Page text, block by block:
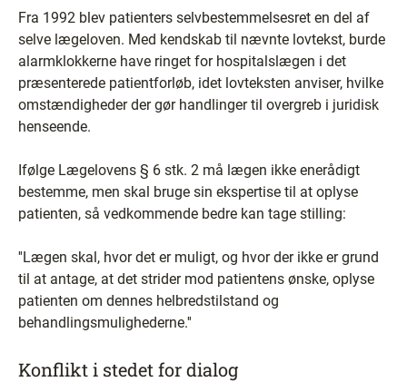
Fra 1992 blev patienters selvbestemmelsesret en del af
selve lægeloven. Med kendskab til nævnte lovtekst, burde
alarmklokkerne have ringet for hospitalslægen i det
præsenterede patientforløb, idet lovteksten anviser, hvilke
omstændigheder der gør handlinger til overgreb i juridisk
henseende.
Ifølge Lægelovens § 6 stk. 2 må lægen ikke enerådigt
bestemme, men skal bruge sin ekspertise til at oplyse
patienten, så vedkommende bedre kan tage stilling:
''Lægen skal, hvor det er muligt, og hvor der ikke er grund
til at antage, at det strider mod patientens ønske, oplyse
patienten om dennes helbredstilstand og
behandlingsmulighederne.''
Konflikt i stedet for dialog